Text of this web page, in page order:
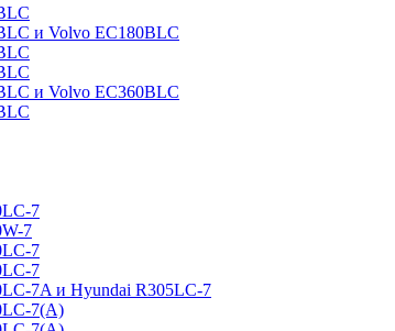
и Volvo EC180BLC
и Volvo EC360BLC
7
7
7
7
7A и Hyundai R305LC-7
7(A)